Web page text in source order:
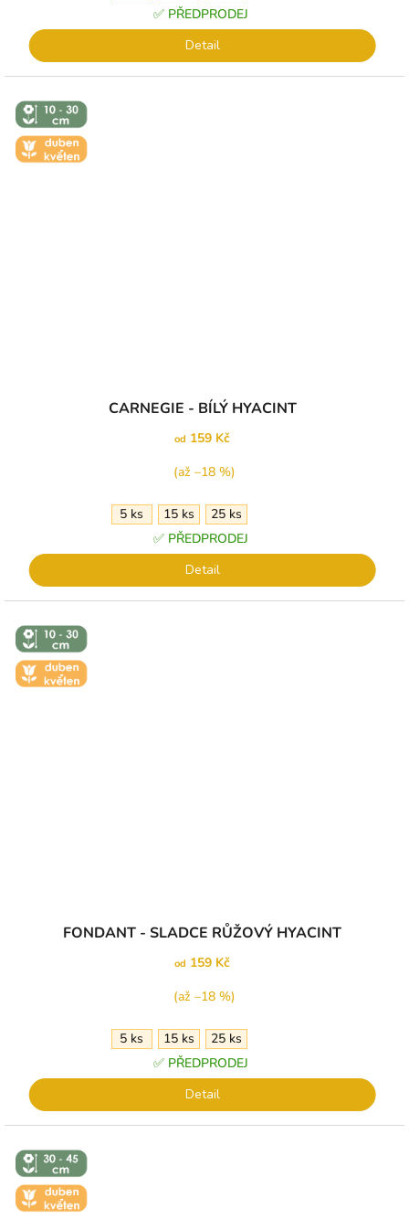
✅ PŘEDPRODEJ
Detail
↕️ VÝŠKA 10
- 30 CM
🌼 KVĚT -
DUBEN-
KVĚTEN
CARNEGIE - BÍLÝ HYACINT
od 159 Kč
(až –18 %)
5 ks 15 ks
25 ks
✅ PŘEDPRODEJ
Detail
↕️ VÝŠKA 10
- 30 CM
🌼 KVĚT -
DUBEN-
KVĚTEN
hodnocení
je
z
hvězdiček.
FONDANT - SLADCE RŮŽOVÝ HYACINT
od 159 Kč
(až –18 %)
5 ks 15 ks
25 ks
✅ PŘEDPRODEJ
Detail
↕️ VÝŠKA 30
- 45 CM
🌼 KVĚT -
DUBEN-
KVĚTEN